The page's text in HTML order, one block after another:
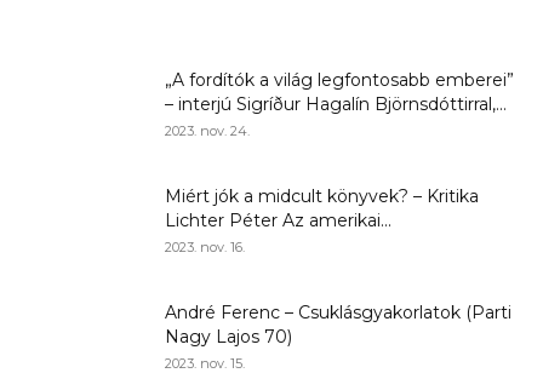
„A fordítók a világ legfontosabb emberei”
– interjú Sigríður Hagalín Björnsdóttirral,...
2023. nov. 24.
Miért jók a midcult könyvek? – Kritika
Lichter Péter Az amerikai...
2023. nov. 16.
André Ferenc – Csuklásgyakorlatok (Parti
Nagy Lajos 70)
2023. nov. 15.